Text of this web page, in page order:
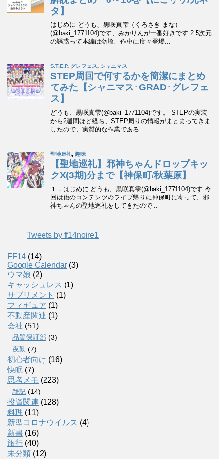
Tweets by ff14noire1
FF14 (14)
Google Calendar (3)
ウマ娘 (2)
キャッシュレス (1)
サプリメント (1)
フィギュア (1)
不動産関連 (1)
会社 (51)
品質保証部 (3)
夜勤 (7)
初心者向け (16)
快眠 (7)
思考メモ (223)
雑記 (14)
投資関連 (128)
料理 (11)
新型コロナウイルス (4)
新書 (16)
旅行 (40)
未分類 (12)